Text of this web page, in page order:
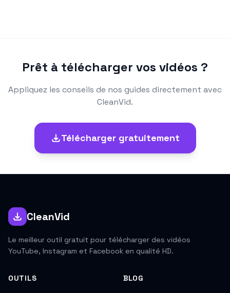
Prêt à télécharger vos vidéos ?
Appliquez les conseils de nos guides directement avec
CleanVid.
Télécharger gratuitement
CleanVid
Le meilleur outil gratuit pour télécharger des vidéos
YouTube, Instagram et Facebook en qualité HD.
OUTILS BLOG